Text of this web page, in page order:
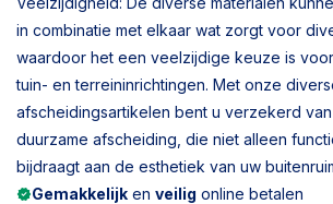
in combinatie met elkaar wat zorgt voor
waardoor het een veelzijdige keuze is
tuin- en terreininrichtingen. Met onze
afscheidingsartikelen bent u verzekerd
duurzame afscheiding, die niet alleen
bijdraagt aan de esthetiek van uw
Gemakkelijk en veilig online betalen